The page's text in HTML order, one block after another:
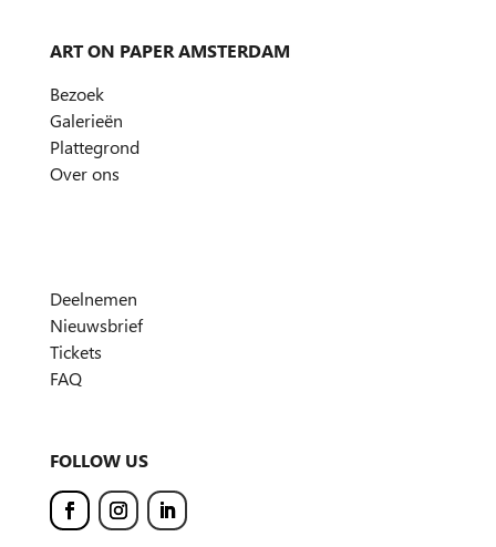
ART ON PAPER AMSTERDAM
Bezoek
Galerieën
Plattegrond
Over ons
Deelnemen
Nieuwsbrief
Tickets
FAQ
FOLLOW US